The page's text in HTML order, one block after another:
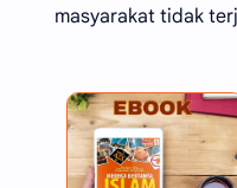
masyarakat tidak